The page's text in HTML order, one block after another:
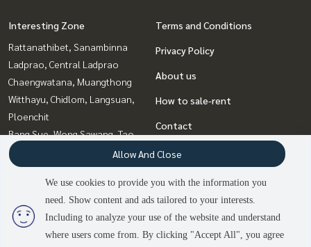
2 people are viewing
Contact us
Interesting Zone
Rattanathibet, Sanambinna
Ladprao, Central Ladprao
Chaengwatana, Muangthong
Witthayu, Chidlom, Langsuan,
Ploenchit
Bang Sue, Wong Sawang, Tao
Pun
Bangna, Bearing, Lasalle
Rama9, Petchburi, RCA
Sukhumvit, Asoke, Thonglor
Terms and Conditions
Privacy Policy
About us
How to sale-rent
Contact
We use cookies to provide you with the information you
need. Show content and ads tailored to your interests.
Including to analyze your use of the website and understand
where users come from. By clicking "Accept All", you agree
Allow And Close